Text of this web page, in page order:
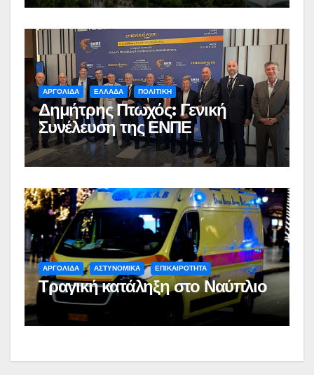
ΑΡΓΟΛΙΔΑ ΕΛΛΑΔΑ ΠΟΛΙΤΙΚΗ
Δημήτρης Πτωχός: Γενική
Συνέλευση της ΕΝΠΕ
ΑΡΓΟΛΙΔΑ ΑΣΤΥΝΟΜΙΚΑ ΕΠΙΚΑΙΡΟΤΗΤΑ
Τραγική κατάληξη στο Ναύπλιο